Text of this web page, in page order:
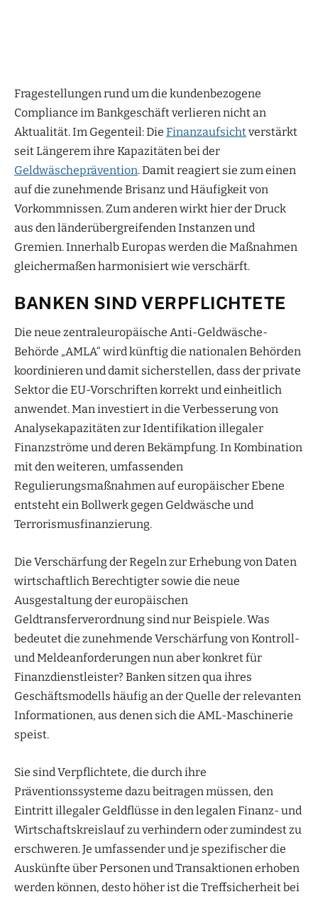
Fragestellungen rund um die kundenbezogene
Compliance im Bankgeschäft verlieren nicht an
Aktualität. Im Gegenteil: Die Finanzaufsichtverstärkt
seit Längerem ihre Kapazitäten bei der
Geldwäscheprävention. Damit reagiert sie zum einen
auf die zunehmende Brisanz und Häufigkeit von
Vorkommnissen. Zum anderen wirkt hier der Druck
aus den länderübergreifenden Instanzen und
Gremien. Innerhalb Europas werden die Maßnahmen
gleichermaßen harmonisiert wie verschärft.
BANKEN SIND VERPFLICHTETE
Die neue zentraleuropäische Anti-Geldwäsche-
Behörde „AMLA“ wird künftig die nationalen Behörden
koordinieren und damit sicherstellen, dass der private
Sektor die EU-Vorschriften korrekt und einheitlich
anwendet. Man investiert in die Verbesserung von
Analysekapazitäten zur Identifikation illegaler
Finanzströme und deren Bekämpfung. In Kombination
mit den weiteren, umfassenden
Regulierungsmaßnahmen auf europäischer Ebene
entsteht ein Bollwerk gegen Geldwäsche und
Terrorismusfinanzierung.
Die Verschärfung der Regeln zur Erhebung von Daten
wirtschaftlich Berechtigter sowie die neue
Ausgestaltung der europäischen
Geldtransferverordnung sind nur Beispiele. Was
bedeutet die zunehmende Verschärfung von Kontroll-
und Meldeanforderungen nun aber konkret für
Finanzdienstleister? Banken sitzen qua ihres
Geschäftsmodells häufig an der Quelle der relevanten
Informationen, aus denen sich die AML-Maschinerie
speist.
Sie sind Verpflichtete, die durch ihre
Präventionssysteme dazu beitragen müssen, den
Eintritt illegaler Geldflüsse in den legalen Finanz- und
Wirtschaftskreislauf zu verhindern oder zumindest zu
erschweren. Je umfassender und je spezifischer die
Auskünfte über Personen und Transaktionen erhoben
werden können, desto höher ist die Treffsicherheit bei